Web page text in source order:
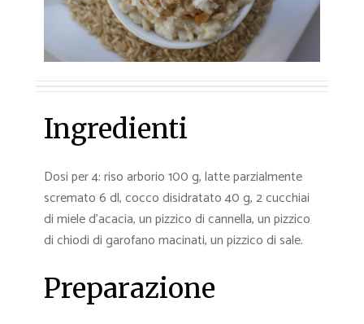
Ingredienti
Dosi per 4: riso arborio 100 g, latte parzialmente
scremato 6 dl, cocco disidratato 40 g, 2 cucchiai
di miele d’acacia, un pizzico di cannella, un pizzico
di chiodi di garofano macinati, un pizzico di sale.
Preparazione